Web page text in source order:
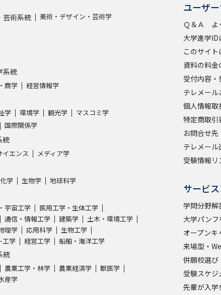
芸術系統 美術・デザイン・芸術学
系統
商学 経営情報学
学 環境学 観光学 マスコミ学
国際関係学
統
イエンス メディア学
化学 生物学 地球科学
宇宙工学
医用工学・生体工学
通信・情報工学 建築学
土木・環境工学
理学 応用科学
生物工学
工学
経営工学 船舶・海洋工学
統
農業工学・林学 農業経済学
獣医学
産学
ユーザ
Ｑ＆Ａ よ
大学進学ID
このサイト
資料の料金
受付内容
テレメール
個人情報取
特定商取引
お問合せ先
テレメール
受験情報リ
サービ
学問分野解
大学パンフ
オープンキ
来場型・
併願校選び
受験スケジ
先輩が入学